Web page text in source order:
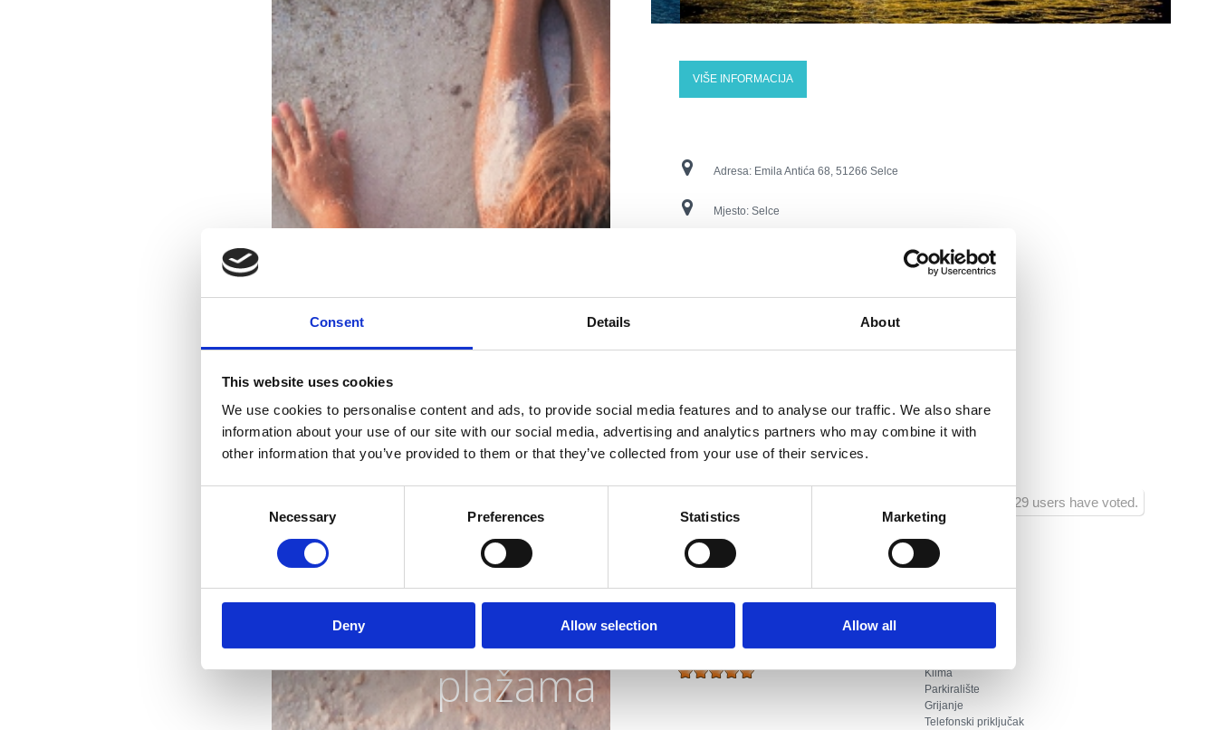
Consent Details About
This website uses cookies
We use cookies to personalise content and ads, to provide social media features and to analyse our traffic. We also share
information about your use of our site with our social media, advertising and analytics partners who may combine it with
other information that you’ve provided to them or that they’ve collected from your use of their services.
Necessary Preferences Statistics Marketing
Deny Allow selection Allow all
VIŠE INFORMACIJA
Adresa: Emila Antića 68, 51266 Selce
Mjesto: Selce
tel: +385 51 406 490, fax: +385 51 406 499
Udaljenost od mora:0
Udaljenost od centra:400
1529 users have voted.
Bar
Bazen u zatvorenom
Parking na otvorenom
Wellness
Klima
Parkiralište
Grijanje
Telefonski priključak
Rivijera s
najljepšim
plažama